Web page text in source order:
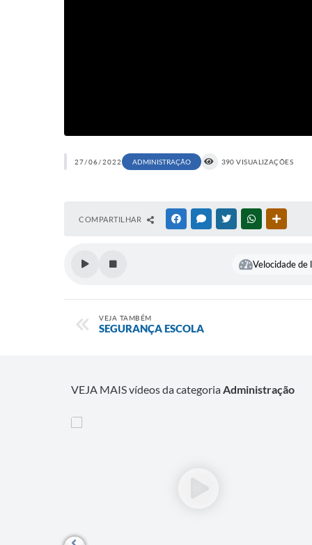
27/06/2022 ADMINISTRAÇÃO 390 VISUALIZAÇÕES
COMPARTILHAR FACEBOOKMESSENGER
TWITTERWHATSAPP
Velocidade de
VEJA TAMBÉM
SEGURANÇA ESCOLA
VEJA MAIS vídeos da categoriaAdministração